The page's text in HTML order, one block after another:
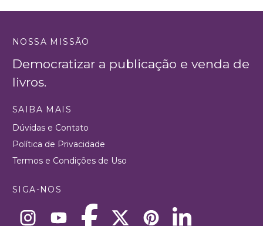
NOSSA MISSÃO
Democratizar a publicação e venda de
livros.
SAIBA MAIS
Dúvidas e Contato
Política de Privacidade
Termos e Condições de Uso
SIGA-NOS